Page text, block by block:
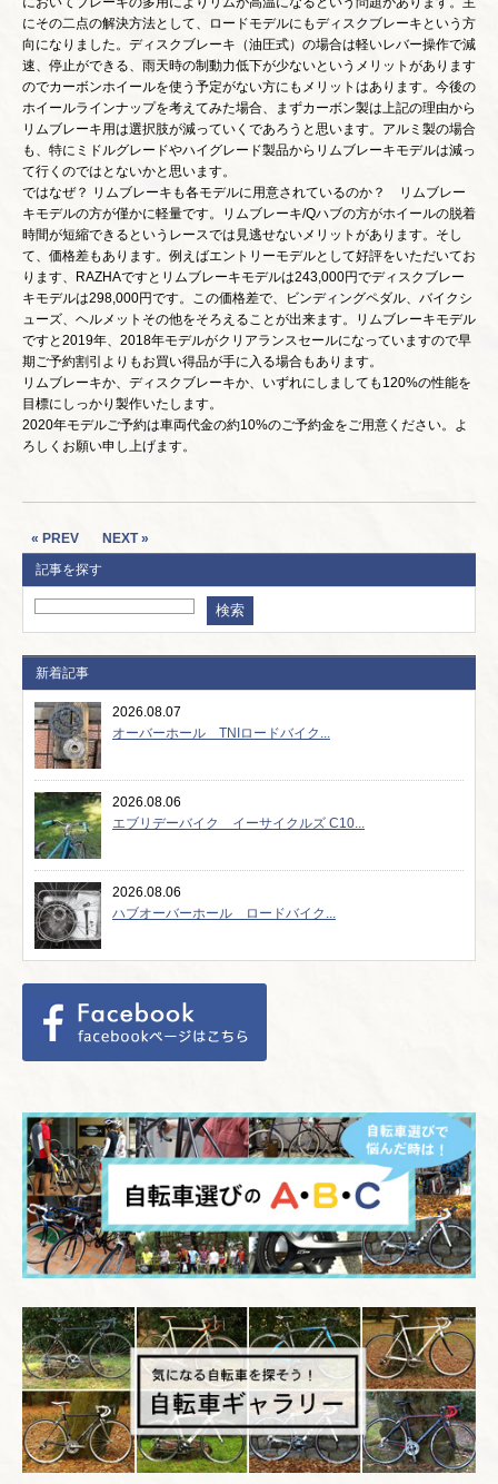
にその二点の解決方法として、ロードモデルにもディスクブレーキという方
向になりました。ディスクブレーキ（油圧式）の場合は軽いレバー操作で減
速、停止ができる、雨天時の制動力低下が少ないというメリットがあります
のでカーボンホイールを使う予定がない方にもメリットはあります。今後の
ホイールラインナップを考えてみた場合、まずカーボン製は上記の理由から
リムブレーキ用は選択肢が減っていくであろうと思います。アルミ製の場合
も、特にミドルグレードやハイグレード製品からリムブレーキモデルは減っ
て行くのではとないかと思います。
ではなぜ？ リムブレーキも各モデルに用意されているのか？ リムブレー
キモデルの方が僅かに軽量です。リムブレーキ/Qハブの方がホイールの脱着
時間が短縮できるというレースでは見逃せないメリットがあります。そし
て、価格差もあります。例えばエントリーモデルとして好評をいただいてお
ります、RAZHAですとリムブレーキモデルは243,000円でディスクブレー
キモデルは298,000円です。この価格差で、ビンディングペダル、バイクシ
ューズ、ヘルメットその他をそろえることが出来ます。リムブレーキモデル
ですと2019年、2018年モデルがクリアランスセールになっていますので早
期ご予約割引よりもお買い得品が手に入る場合もあります。
リムブレーキか、ディスクブレーキか、いずれにしましても120%の性能を
目標にしっかり製作いたします。
2020年モデルご予約は車両代金の約10%のご予約金をご用意ください。よ
ろしくお願い申し上げます。
« PREV
NEXT »
記事を探す
新着記事
2026.08.07
オーバーホール TNIロードバイク...
2026.08.06
エブリデーバイク イーサイクルズ C10...
2026.08.06
ハブオーバーホール ロードバイク...